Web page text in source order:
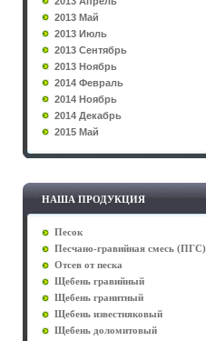
2013 Май
2013 Июль
2013 Сентябрь
2013 Ноябрь
2014 Февраль
2014 Ноябрь
2014 Декабрь
2015 Май
НАША ПРОДУКЦИЯ
Песок
Песчано-гравийная смесь (ПГС)
Отсев от песка
Щебень гравийный
Щебень гранитный
Щебень известняковый
Щебень доломитовый